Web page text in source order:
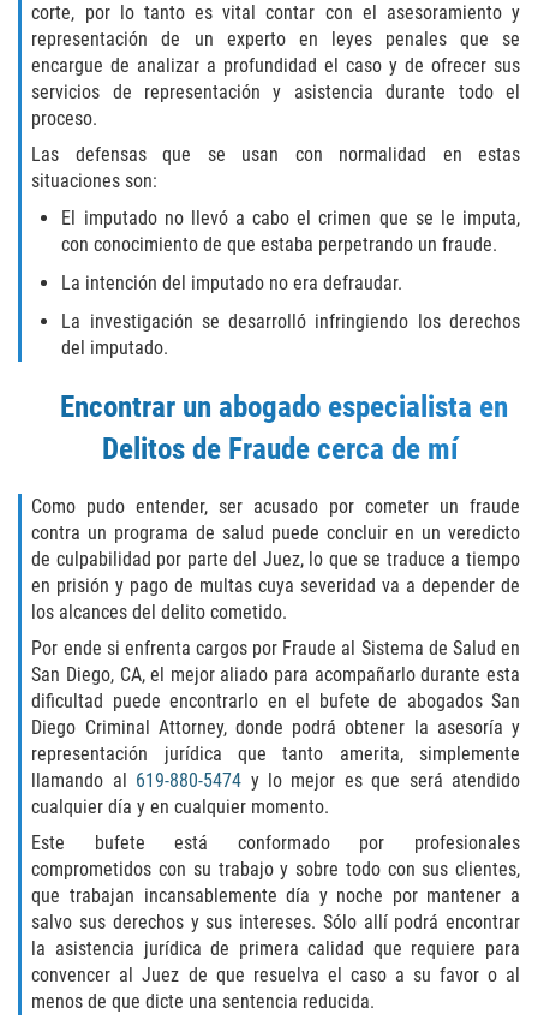
RECEIVING STOLEN PROPERTY
ROBBERY
White Collar
OTHER PRACTICE AREAS
SEALING ARREST RECORDS
Testimonials
Contact Us
VISTA CRIMINAL ATTORNEY
corte, por lo tanto es vital contar con el asesoramiento y
representación de un experto en leyes penales que se
encargue de analizar a profundidad el caso y de ofrecer sus
servicios de representación y asistencia durante todo el
proceso.
Las defensas que se usan con normalidad en estas
situaciones son:
El imputado no llevó a cabo el crimen que se le imputa,
con conocimiento de que estaba perpetrando un fraude.
La intención del imputado no era defraudar.
La investigación se desarrolló infringiendo los derechos
del imputado.
Encontrar un abogado especialista en
Delitos de Fraude cerca de mí
Como pudo entender, ser acusado por cometer un fraude
contra un programa de salud puede concluir en un veredicto
de culpabilidad por parte del Juez, lo que se traduce a tiempo
en prisión y pago de multas cuya severidad va a depender de
los alcances del delito cometido.
Por ende si enfrenta cargos por Fraude al Sistema de Salud en
San Diego, CA, el mejor aliado para acompañarlo durante esta
dificultad puede encontrarlo en el bufete de abogados San
Diego Criminal Attorney, donde podrá obtener la asesoría y
representación jurídica que tanto amerita, simplemente
llamando al 619-880-5474 y lo mejor es que será atendido
cualquier día y en cualquier momento.
Este bufete está conformado por profesionales
comprometidos con su trabajo y sobre todo con sus clientes,
que trabajan incansablemente día y noche por mantener a
salvo sus derechos y sus intereses. Sólo allí podrá encontrar
la asistencia jurídica de primera calidad que requiere para
convencer al Juez de que resuelva el caso a su favor o al
menos de que dicte una sentencia reducida.